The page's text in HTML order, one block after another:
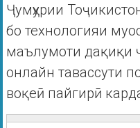
Ҷумҳурии
бо технологияи
маълумоти дақиқи
онлайн тавассути
воқеӣ пайгирӣ